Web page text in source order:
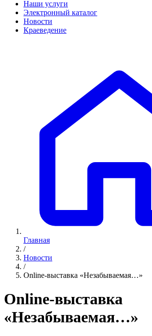
Наши услуги
Электронный каталог
Новости
Краеведение
Главная
/
Новости
/
Online-выставка «Незабываемая…»
Online-выставка
«Незабываемая…»